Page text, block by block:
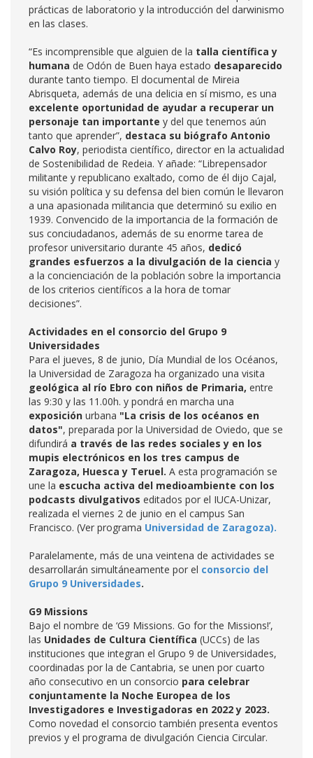
prácticas de laboratorio y la introducción del darwinismo
en las clases.
“Es incomprensible que alguien de la talla científica y
humana de Odón de Buen haya estado desaparecido
durante tanto tiempo. El documental de Mireia
Abrisqueta, además de una delicia en sí mismo, es una
excelente oportunidad de ayudar a recuperar un
personaje tan importante y del que tenemos aún
tanto que aprender”, destaca su biógrafo Antonio
Calvo Roy, periodista científico, director en la actualidad
de Sostenibilidad de Redeia. Y añade: “Librepensador
militante y republicano exaltado, como de él dijo Cajal,
su visión política y su defensa del bien común le llevaron
a una apasionada militancia que determinó su exilio en
1939. Convencido de la importancia de la formación de
sus conciudadanos, además de su enorme tarea de
profesor universitario durante 45 años, dedicó
grandes esfuerzos a la divulgación de la ciencia y
a la concienciación de la población sobre la importancia
de los criterios científicos a la hora de tomar
decisiones”.
Actividades en el consorcio del Grupo 9
Universidades
Para el jueves, 8 de junio, Día Mundial de los Océanos,
la Universidad de Zaragoza ha organizado una visita
geológica al río Ebro con niños de Primaria, entre
las 9:30 y las 11.00h. y pondrá en marcha una
exposición urbana "La crisis de los océanos en
datos", preparada por la Universidad de Oviedo, que se
difundirá a través de las redes sociales y en los
mupis electrónicos en los tres campus de
Zaragoza, Huesca y Teruel. A esta programación se
une la escucha activa del medioambiente con los
podcasts divulgativos editados por el IUCA-Unizar,
realizada el viernes 2 de junio en el campus San
Francisco. (Ver programa Universidad de Zaragoza).
Paralelamente, más de una veintena de actividades se
desarrollarán simultáneamente por el consorcio del
Grupo 9 Universidades.
G9 Missions
Bajo el nombre de ‘G9 Missions. Go for the Missions!’,
las Unidades de Cultura Científica (UCCs) de las
instituciones que integran el Grupo 9 de Universidades,
coordinadas por la de Cantabria, se unen por cuarto
año consecutivo en un consorcio para celebrar
conjuntamente la Noche Europea de los
Investigadores e Investigadoras en 2022 y 2023.
Como novedad el consorcio también presenta eventos
previos y el programa de divulgación Ciencia Circular.